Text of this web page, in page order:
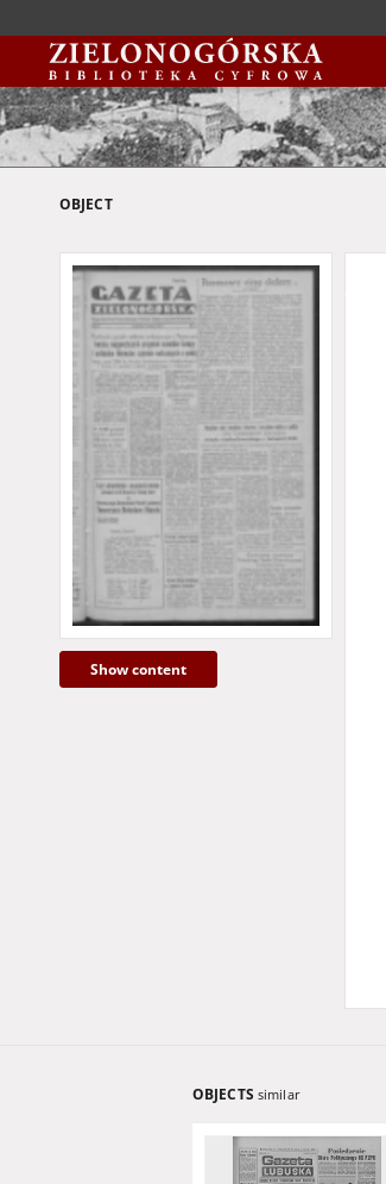
OBJECT
Show content
OBJECTS similar